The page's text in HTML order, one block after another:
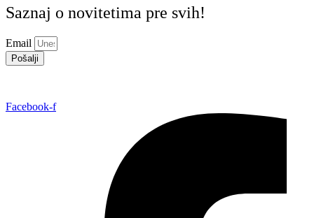
Saznaj o novitetima pre svih!
Email
Pošalji
Facebook-f